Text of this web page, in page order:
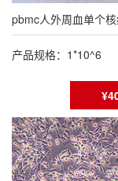
产品规格：1*10^6